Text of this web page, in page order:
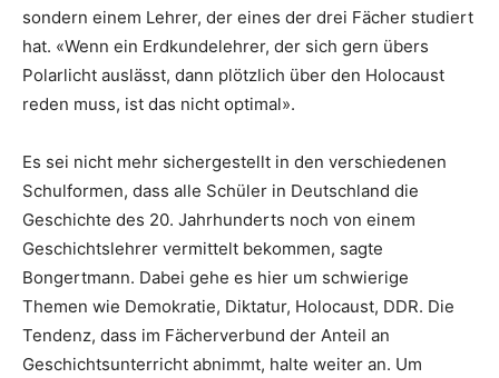
sondern einem Lehrer, der eines der drei Fächer studiert
hat. «Wenn ein Erdkundelehrer, der sich gern übers
Polarlicht auslässt, dann plötzlich über den Holocaust
reden muss, ist das nicht optimal».
Es sei nicht mehr sichergestellt in den verschiedenen
Schulformen, dass alle Schüler in Deutschland die
Geschichte des 20. Jahrhunderts noch von einem
Geschichtslehrer vermittelt bekommen, sagte
Bongertmann. Dabei gehe es hier um schwierige
Themen wie Demokratie, Diktatur, Holocaust, DDR. Die
Tendenz, dass im Fächerverbund der Anteil an
Geschichtsunterricht abnimmt, halte weiter an. Um